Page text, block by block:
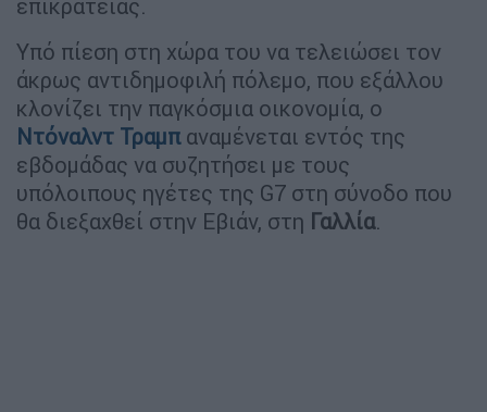
επικράτειας.
Υπό πίεση στη χώρα του να τελειώσει τον
άκρως αντιδημοφιλή πόλεμο, που εξάλλου
κλονίζει την παγκόσμια οικονομία, ο
Ντόναλντ Τραμπαναμένεται εντός της
εβδομάδας να συζητήσει με τους
υπόλοιπους ηγέτες της G7 στη σύνοδο που
θα διεξαχθεί στην Εβιάν, στη Γαλλία.